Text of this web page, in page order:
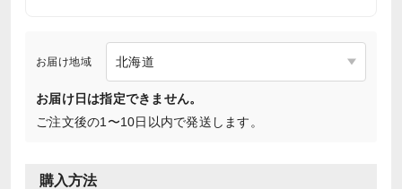
お届け地域
お届け日は指定できません。
ご注文後の1〜10日以内で発送します。
購入方法